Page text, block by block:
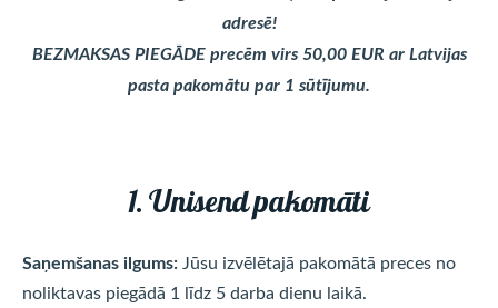
adresē!
BEZMAKSAS PIEGĀDE precēm virs 50,00 EUR ar Latvijas
pasta pakomātu par 1 sūtījumu.
1. Unisend pakomāti
Saņemšanas ilgums:Jūsu izvēlētajā pakomātā preces no
noliktavas piegādā 1 līdz 5 darba dienu laikā.